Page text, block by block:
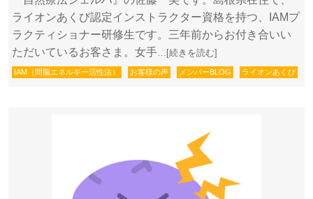
ライオンあくび認定インストラクター資格を持つ、IAMプ
ラクティショナー研修生です。三年前からお付き合いい
ただいているお客さま。女手…[続きを読む]
IAM（間脳エネルギー活性法） お客様の声 メンバーBLOG ライオンあくび